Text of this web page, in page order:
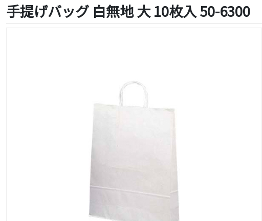
手提げバッグ 白無地 大 10枚入 50-6300